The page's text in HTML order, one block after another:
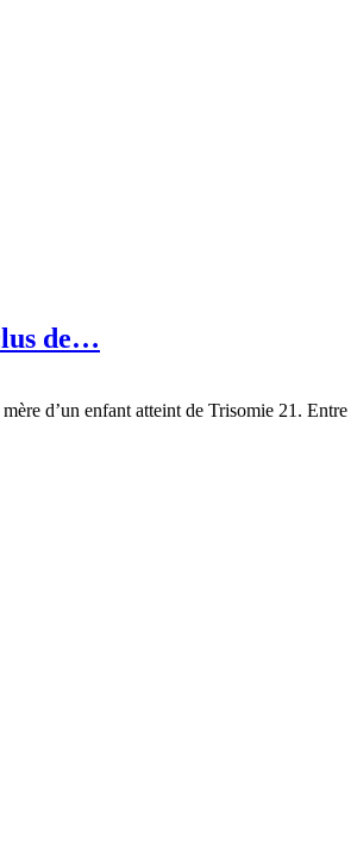
de…
d’un enfant atteint de Trisomie 21. Entre